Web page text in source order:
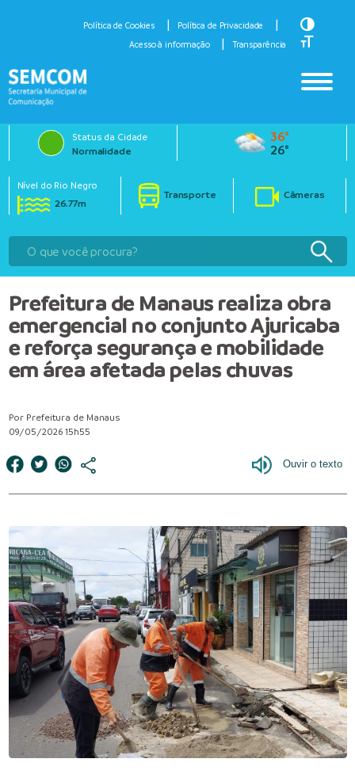
Política de Cookies
Política de Privacidade
Acesso à informação
Transparência
Toggle
Toggle
Status da Cidade
Normalidade
36°
26°
Nível do Rio Negro
26.77m
Transporte Câmeras
Prefeitura de Manaus realiza obra
emergencial no conjunto Ajuricaba
e reforça segurança e mobilidade
em área afetada pelas chuvas
Por Prefeitura de Manaus
09/05/2026 15h55